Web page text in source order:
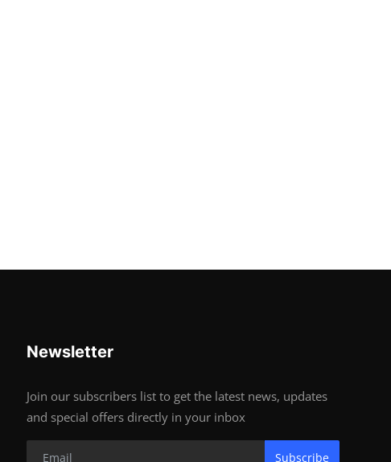
Newsletter
Join our subscribers list to get the latest news, updates
and special offers directly in your inbox
Subscribe